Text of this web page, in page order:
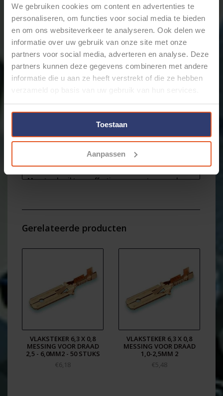
We gebruiken cookies om content en advertenties te
personaliseren, om functies voor social media te bieden
en om ons websiteverkeer te analyseren. Ook delen we
informatie over uw gebruik van onze site met onze
partners voor social media, adverteren en analyse. Deze
partners kunnen deze gegevens combineren met andere
informatie die u aan ze heeft verstrekt of die ze hebben
verzameld op basis van uw gebruik van hun services.
Toestaan
Aanpassen
Informatie Reviews (0)
Artikelnummer:
CEHM-2TZ
756
Multi-connector voor mannelijke
vlakstekers/schuifstekkers -2-pos. met T-opstelling-
Dit is een losse isoleerhuls zonder de kabelschoen of
L x B x H = 31,53 x 9,79/12,88 x 20,38 mm
Meest gebruikte en effectieve connector voor de
Gerelateerde producten
VLAKSTEKER 6,3 X 0,8
MESSING VOOR DRAAD
2,5 - 6,0MM2 - 50 STUKS
€6,18
VLAKSTEKER 6,3 X 0,8
MESSING VOOR DRAAD
1,0-2,5MM 2
€5,48